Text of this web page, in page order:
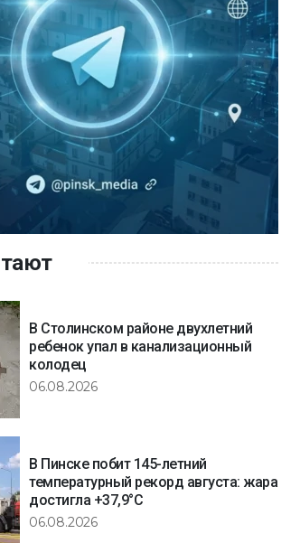
В Столинском районе двухлетний
ребенок упал в канализационный
колодец
06.08.2026
В Пинске побит 145-летний
температурный рекорд августа: жара
достигла +37,9°C
06.08.2026